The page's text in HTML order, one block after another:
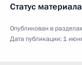
Статус материала
Опубликован в
Дата публикации: 1